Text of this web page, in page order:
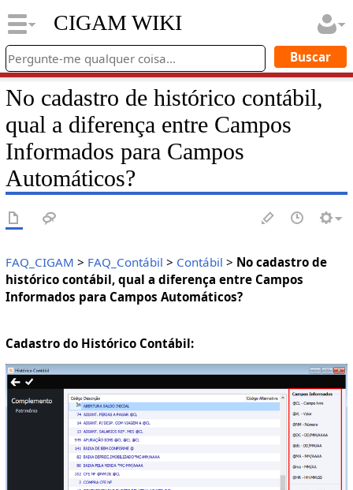
CIGAM WIKI
No cadastro de histórico contábil,
qual a diferença entre Campos
Informados para Campos
Automáticos?
FAQ_CIGAM > FAQ_Contábil > Contábil > No cadastro de
histórico contábil, qual a diferença entre Campos
Informados para Campos Automáticos?
Cadastro do Histórico Contábil: